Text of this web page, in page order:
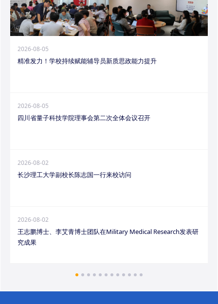
2026-08-05
精准发力！学校持续赋能辅导员新质思政能力提升
2026-08-05
四川省量子科技学院理事会第二次全体会议召开
2026-08-02
长沙理工大学副校长陈志国一行来校访问
2026-08-02
王志鹏博士、李艾青博士团队在Military Medical Research发表研
究成果